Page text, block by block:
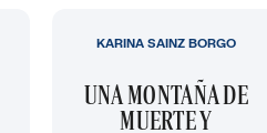
UNA MONTAÑA DE
MUERTE Y
KARINA SAINZ BORGO